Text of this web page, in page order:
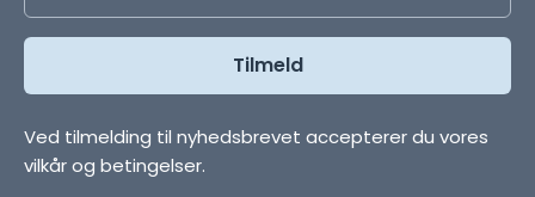
Ved tilmelding til nyhedsbrevet accepterer du vores
vilkår og betingelser.